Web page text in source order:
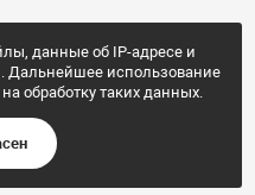
данные об IP-адресе и
Дальнейшее использование
обработку таких данных.